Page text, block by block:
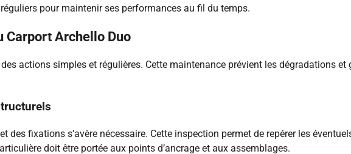
pour maintenir ses performances au fil du temps.
Carport Archello Duo
des actions simples et régulières. Cette maintenance prévient les dégradations
des fixations s’avère nécessaire. Cette inspection permet de repérer les
doit être portée aux points d’ancrage et aux assemblages.